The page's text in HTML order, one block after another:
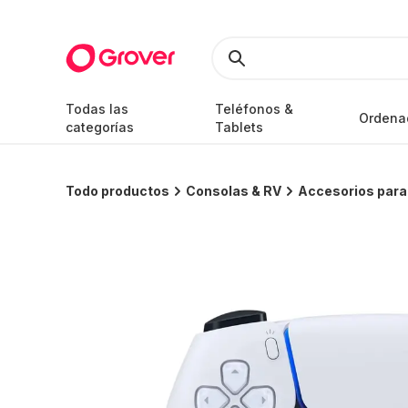
Todas las
categorías
Teléfonos &
Tablets
Todo productos Consolas & RV Accesorios